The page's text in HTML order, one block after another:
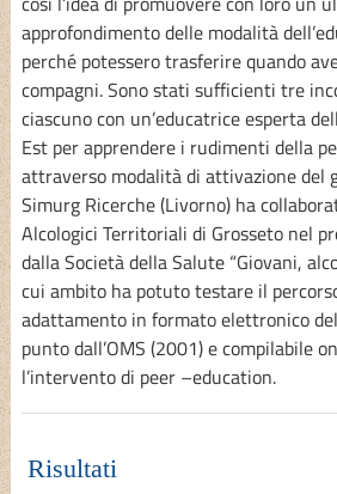
approfondimento delle modalità
perché potessero trasferire quando
compagni. Sono stati sufficienti tre
ciascuno con un’educatrice esperta
Est per apprendere i rudimenti della
attraverso modalità di attivazione del
Simurg Ricerche (Livorno) ha
Alcologici Territoriali di Grosseto nel
dalla Società della Salute “Giovani,
cui ambito ha potuto testare il
adattamento in formato elettronico
punto dall’OMS (2001) e compilabile
l’intervento di peer –education.
Risultati